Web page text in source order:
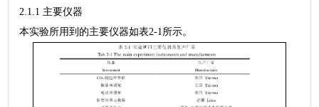
2.1.1 主要仪器
本实验所用到的主要仪器如表2-1所示。